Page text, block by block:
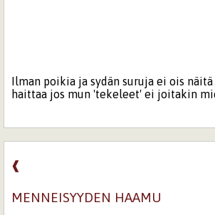
Ilman poikia ja sydän suruja ei ois
haittaa jos mun 'tekeleet' ei joitakin
❰
MENNEISYYDEN HAAMU